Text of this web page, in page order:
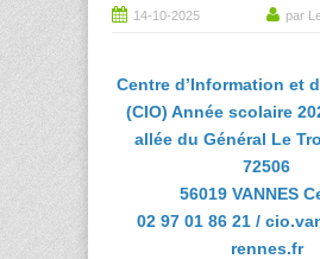
14-10-2025 par
Centre d’Information et
(CIO) Année scolaire
allée du Général Le
72506
56019 VANNES
02 97 01 86 21 /
rennes.fr